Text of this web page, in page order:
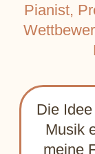
Durch den
lernen die
sich mit
schließen
organisieren